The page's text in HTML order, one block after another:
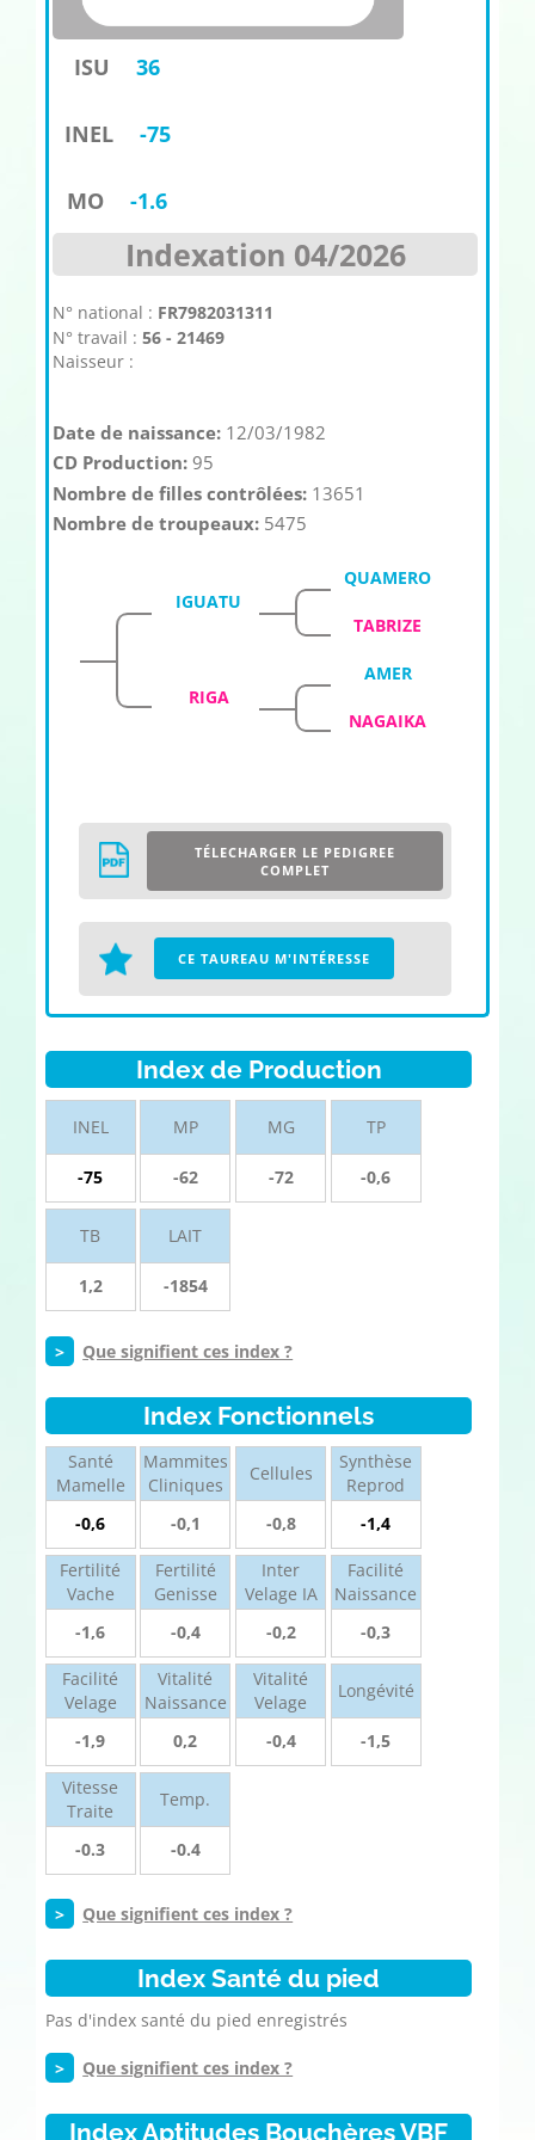
ISU 36
INEL -75
MO -1.6
Indexation 04/2026
N° national : FR7982031311
N° travail : 56 - 21469
Naisseur :
Date de naissance: 12/03/1982
CD Production:95
Nombre de filles contrôlées: 13651
Nombre de troupeaux: 5475
IGUATU
QUAMERO
TABRIZE
RIGA
AMER
NAGAIKA
TÉLECHARGER LE PEDIGREE
COMPLET
CE TAUREAU M'INTÉRESSE
Index de Production
INEL
-75
MP
-62
MG
-72
TP
-0,6
TB
1,2
LAIT
-1854
> Que signifient ces index ?
Index Fonctionnels
Santé
Mamelle
-0,6
Mammites
Cliniques
-0,1
Cellules
-0,8
Synthèse
Reprod
-1,4
Fertilité
Vache
-1,6
Fertilité
Genisse
-0,4
Inter
Velage IA
-0,2
Facilité
Naissance
-0,3
Facilité
Velage
-1,9
Vitalité
Naissance
0,2
Vitalité
Velage
-0,4
Longévité
-1,5
Vitesse
Traite
-0.3
Temp.
-0.4
> Que signifient ces index ?
Index Santé du pied
Pas d'index santé du pied enregistrés
> Que signifient ces index ?
Index Aptitudes Bouchères VBF